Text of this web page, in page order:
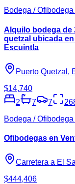
Bodega /
Alquilo bodega de
quetzal ubicada
Escuintla
Puerto Quetzal,
$14,740
2
7 7
Bodega /
Ofibodegas en
Carretera a El
$444,406